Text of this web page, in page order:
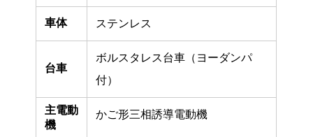
車体 ステンレス
台車
ボルスタレス台車（ヨーダンパ
付）
主電動
機
かご形三相誘導電動機